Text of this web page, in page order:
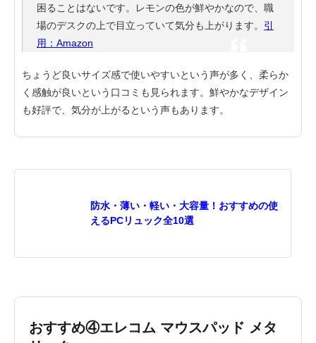
困ることはないです。レモンの色が鮮やかなので、職
場のデスクの上で目立っていて気分も上がります。 引
用：Amazon
ちょうど良いサイズ感で使いやすいという声が多く、柔らか
く感触が良いという口コミも見られます。鮮やかなデザイン
も好評で、気分が上がるという声もあります。
防水・薄い・軽い・大容量！おすすめの使
えるPCリュック全10選
おすすめ④エレコム マウスパッド メタ